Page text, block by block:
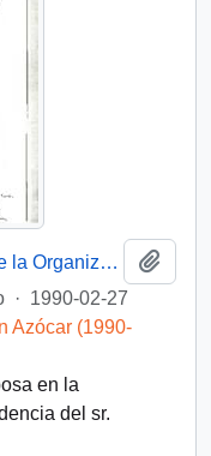
Carta desde la Oficina Regional de la Organización Internacional del Trabajo OIT, del Director del Centro Interamericano de Administración del Trabajo, sr. Emilio Morgado Valenzuela, dirigida a la Sra. Amelia Huerta
· 1990-02-27
Azócar (1990-
en la
del sr.